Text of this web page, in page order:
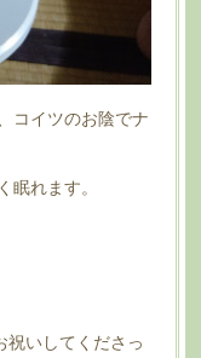
コイツのお陰でナ
れます。
いしてくださっ